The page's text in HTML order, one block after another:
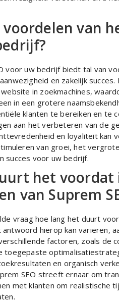
van
voor uw bedrijf biedt tal van
en zakelijk
in zoekmachines,
in een grotere
klanten te bereiken en te
aan het verbeteren van de
en loyaliteit kan
van groei, het
succes voor uw bedrijf.
het
van Suprem
vraag hoe lang het duurt
antwoord hierop kan variëren,
factoren, zoals de
toegepaste
en organisch
SEO streeft ernaar om
met klanten om realistische